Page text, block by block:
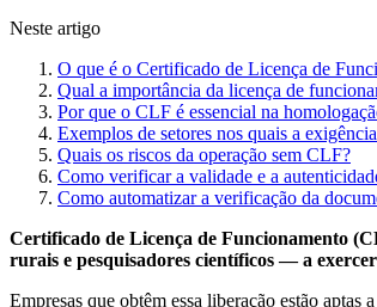
Neste artigo
O que é o Certificado de Licença de
Qual a importância da licença de
Por que o CLF é essencial na
Exemplos de setores nos quais a
Quais os riscos da operação sem CLF?
Como verificar a validade e a
Como automatizar a verificação da
Certificado de Licença de Funcionamento
rurais e pesquisadores científicos — a
Empresas que obtêm essa liberação estão